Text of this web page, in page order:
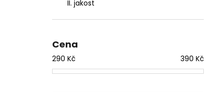
II. jakost
Cena
290 Kč 390 Kč